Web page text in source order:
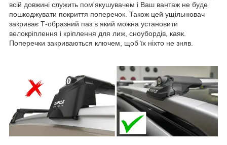
всій довжині служить пом'якушувачем і Ваш вантаж не буде
пошкоджувати покриття поперечок. Також цей ущільнювач
закриває Т-образний паз в який можна установити
велокріплення і кріплення для лиж, сноубордів, каяк.
Поперечки закриваються ключем, щоб їх ніхто не зняв.